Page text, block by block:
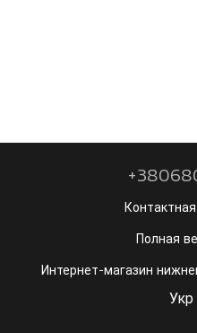
Полная
Интернет-магазин
Укр